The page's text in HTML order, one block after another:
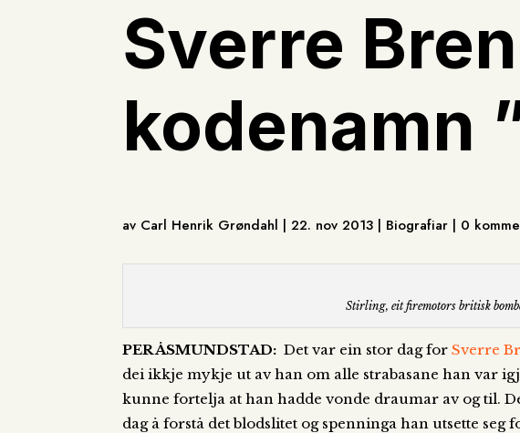
Sverre
kodenamn
av Carl Henrik Grøndahl | 22. nov 2013 | Biografiar | 0
Stirling, eit firemotors britisk
PER ÅSMUNDSTAD: Det var ein stor dag forSverre
dei ikkje mykje ut av han om alle strabasane han var
kunne fortelja at han hadde vonde draumar av og til.
dag å forstå det blodslitet og spenninga han utsette seg